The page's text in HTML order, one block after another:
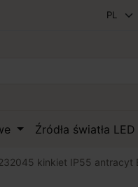
Źródła światła LED
kinkiet IP55 antracyt